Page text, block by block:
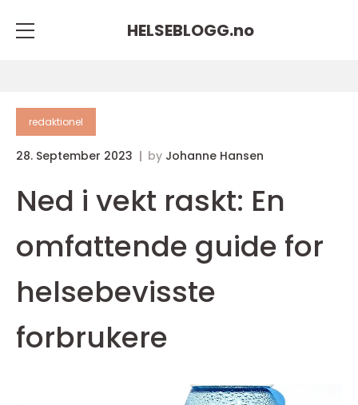
HELSEBLOGG.no
redaktionel
28. September 2023 by Johanne Hansen
Ned i vekt raskt: En
omfattende guide for
helsebevisste
forbrukere